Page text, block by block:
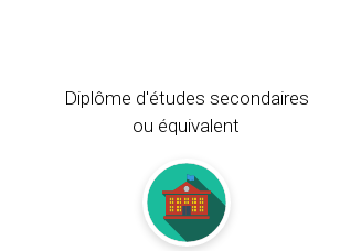
Diplôme d'études secondaires
ou équivalent